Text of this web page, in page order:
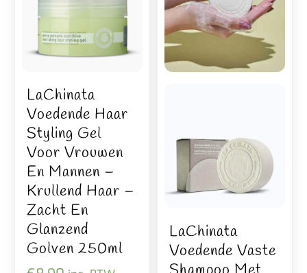
LaChinata
Voedende Haar
Styling Gel
Voor Vrouwen
En Mannen –
Krullend Haar –
Zacht En
Glanzend
Golven 250ml
LaChinata
Voedende Vaste